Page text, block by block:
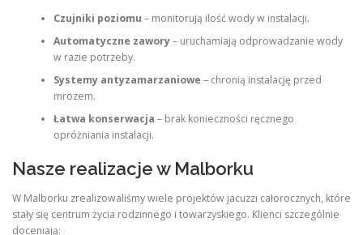
Czujniki poziomu – monitorują ilość wody w instalacji.
Automatyczne zawory– uruchamiają odprowadzanie wody
w razie potrzeby.
Systemy antyzamarzaniowe – chronią instalację przed
mrozem.
Łatwa konserwacja – brak konieczności ręcznego
opróżniania instalacji.
Nasze realizacje w Malborku
W Malborku zrealizowaliśmy wiele projektów jacuzzi całorocznych, które
stały się centrum życia rodzinnego i towarzyskiego. Klienci szczególnie
doceniają: